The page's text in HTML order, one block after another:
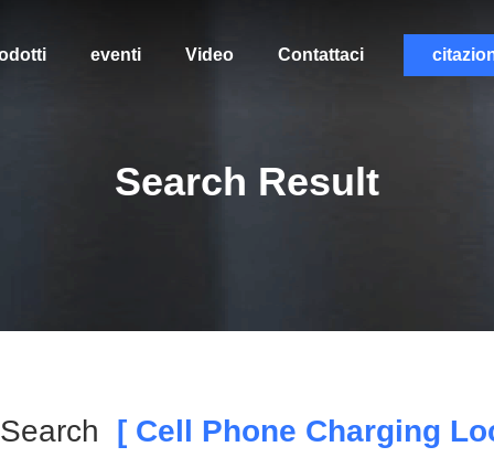
eventi Video Contattaci
Search Result
[ Cell Phone Charging